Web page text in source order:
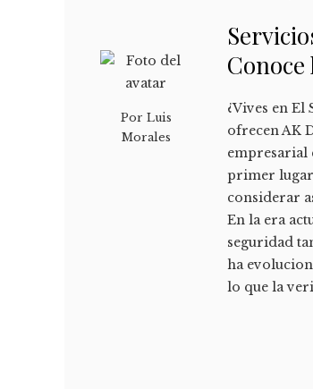
Por Luis
Morales
¿Vives en
ofrecen AK
empresarial
primer
considerar
En la era
seguridad
ha
lo que la